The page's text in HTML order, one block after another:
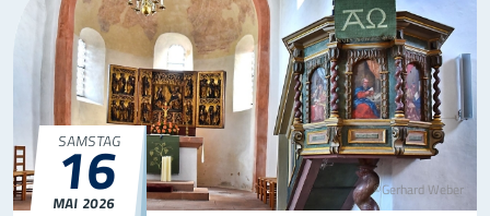
©Gerhard Weber
SAMSTAG
16
MAI 2026